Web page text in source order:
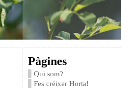
Pàgines
Qui som?
Fes créixer Horta!